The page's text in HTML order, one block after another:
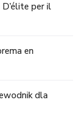
per il
en
dla